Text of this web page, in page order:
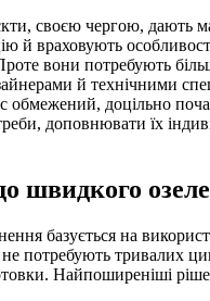
своєю чергою, дають
й враховують
вони потребують
й технічними
обмежений, доцільно
доповнювати їх
швидкого
базується на
потребують тривалих
Найпоширеніші